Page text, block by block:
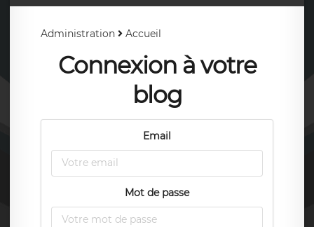
Administration Accueil
Connexion à votre
blog
Email
Mot de passe